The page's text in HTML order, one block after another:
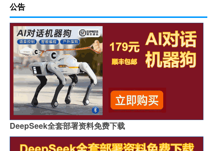
公告
DeepSeek全套部署资料免费下载